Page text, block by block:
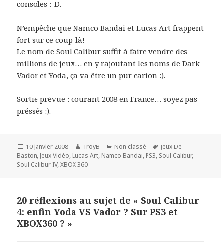
consoles :-D.
N’empêche que Namco Bandai et Lucas Art frappent
fort sur ce coup-là!
Le nom de Soul Calibur suffit à faire vendre des
millions de jeux… en y rajoutant les noms de Dark
Vador et Yoda, ça va être un pur carton :).
Sortie prévue : courant 2008 en France… soyez pas
préssés :).
Publié
le
10 janvier 2008 Auteur
TroyB Catégories
Non classé
Mots-
clés
Jeux De
Baston, Jeux Vidéo, Lucas Art, Namco Bandai, PS3, Soul Calibur,
Soul Calibur IV,XBOX 360
20 réflexions au sujet de « Soul Calibur
4: enfin Yoda VS Vador ? Sur PS3 et
XBOX360 ? »